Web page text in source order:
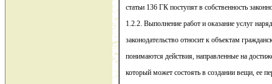
статьи 136 ГК поступят в собственность
1.2.2. Выполнение работ и оказание услуг
законодательство относит к объектам
понимаются действия, направленные на
который может состоять в создании вещи, ее